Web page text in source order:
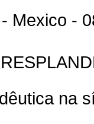
Mexico -
na